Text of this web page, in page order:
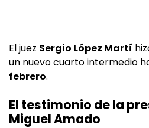
El juez Sergio López Martí
un nuevo cuarto intermedio
febrero.
El testimonio de la
Miguel Amado